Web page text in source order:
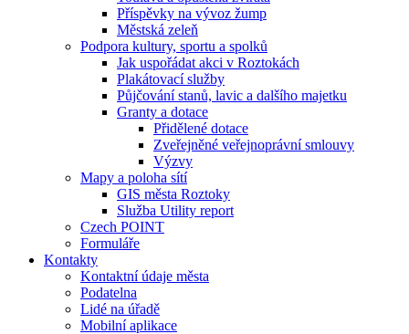
Příspěvky na vývoz žump
Městská zeleň
Podpora kultury, sportu a spolků
Jak uspořádat akci v Roztokách
Plakátovací služby
Půjčování stanů, lavic a dalšího majetku
Granty a dotace
Přidělené dotace
Zveřejněné veřejnoprávní smlouvy
Výzvy
Mapy a poloha sítí
GIS města Roztoky
Služba Utility report
Czech POINT
Formuláře
Kontakty
Kontaktní údaje města
Podatelna
Lidé na úřadě
Mobilní aplikace